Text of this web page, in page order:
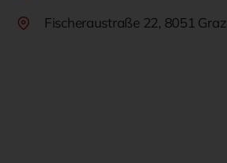
Fischeraustraße 22, 8051 Graz